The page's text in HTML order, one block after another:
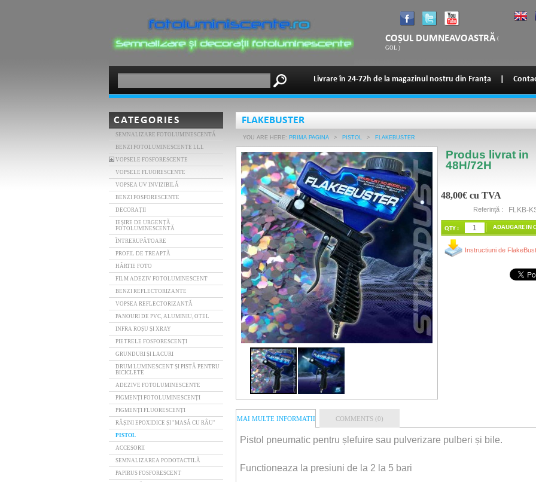
COȘUL DUMNEAVOASTRĂ (
GOL )
Livrare în 24-72h de la magazinul nostru din Franța
CATEGORIES
SEMNALIZARE FOTOLUMINESCENTĂ
BENZI FOTOLUMINESCENTE LLL
VOPSELE FOSFORESCENTE
VOPSELE FLUORESCENTE
VOPSEA UV INVIZIBILĂ
BENZI FOSFORESCENTE
DECORAȚII
IEȘIRE DE URGENȚĂ
FOTOLUMINESCENTĂ
ÎNTRERUPĂTOARE
PROFIL DE TREAPTĂ
HÂRTIE FOTO
FILM ADEZIV FOTOLUMINESCENT
BENZI REFLECTORIZANTE
VOPSEA REFLECTORIZANTĂ
PANOURI DE PVC, ALUMINIU, OTEL
INFRA ROȘU ȘI XRAY
PIETRELE FOSFORESCENȚI
GRUNDURI ȘI LACURI
DRUM LUMINESCENT ȘI PISTĂ PENTRU
BICICLETE
ADEZIVE FOTOLUMINESCENTE
PIGMENȚI FOTOLUMINESCENȚI
PIGMENȚI FLUORESCENȚI
RĂȘINI EPOXIDICE ȘI "MASĂ CU RÂU"
PISTOL
ACCESORII
SEMNALIZAREA PODOTACTILĂ
PAPIRUS FOSFORESCENT
FLAKEBUSTER
YOU ARE HERE: PRIMA PAGINA > PISTOL > FLAKEBUSTER
Produs livrat in
48H/72H
48,00€ cu TVA
Referinţă : FLKB-
QTY :
Instructiuni de
MAI MULTE INFORMATII COMMENTS (0)
Pistol pneumatic pentru șlefuire sau pulverizare pulberi și bile.
Functioneaza la presiuni de la 2 la 5 bari